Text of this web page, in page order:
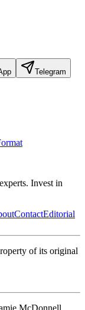
Telegram
Invest in
ContactEditorial
of its original
McDonnell